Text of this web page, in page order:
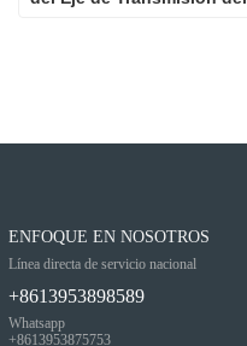
ENFOQUE EN NOSOTROS
Línea directa de servicio nacional
+8613953898589
Whatsapp
+8613953875753